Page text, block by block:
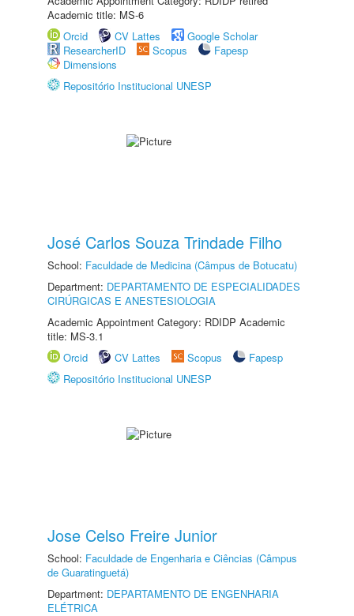
Academic title: MS-6
Orcid
CV Lattes
Google Scholar
ResearcherID
Scopus
Fapesp
Dimensions
Repositório Institucional UNESP
José Carlos Souza Trindade Filho
School: Faculdade de Medicina (Câmpus de Botucatu)
Department: DEPARTAMENTO DE ESPECIALIDADES
CIRÚRGICAS E ANESTESIOLOGIA
Academic Appointment Category: RDIDP Academic
title: MS-3.1
Orcid
CV Lattes Scopus
Fapesp
Repositório Institucional UNESP
Jose Celso Freire Junior
School: Faculdade de Engenharia e Ciências (Câmpus
de Guaratinguetá)
Department: DEPARTAMENTO DE ENGENHARIA
ELÉTRICA